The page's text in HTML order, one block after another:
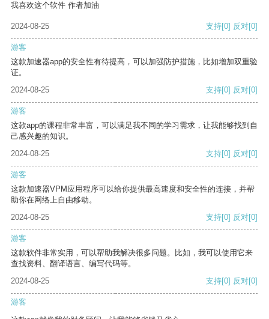
我喜欢这个软件 作者加油
2024-08-25 支持[0] 反对[0]
游客
这款加速器app的安全性有待提高，可以加强防护措施，比如增加双重验
证。
2024-08-25
支持[0] 反对[0]
游客
这款app的课程非常丰富，可以满足我不同的学习需求，让我能够找到自
己感兴趣的知识。
2024-08-25
支持[0] 反对[0]
游客
这款加速器VPM应用程序可以给你提供最高速度和安全性的连接，并帮
助你在网络上自由移动。
2024-08-25
支持[0] 反对[0]
游客
这款软件非常实用，可以帮助我解决很多问题。比如，我可以使用它来
查找资料、翻译语言、编写代码等。
2024-08-25
支持[0] 反对[0]
游客